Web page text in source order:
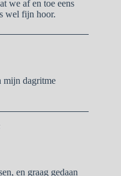
we af en toe eens
wel fijn hoor.
mijn dagritme
en graag gedaan